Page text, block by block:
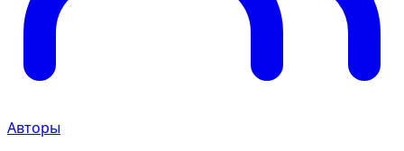
Авторы